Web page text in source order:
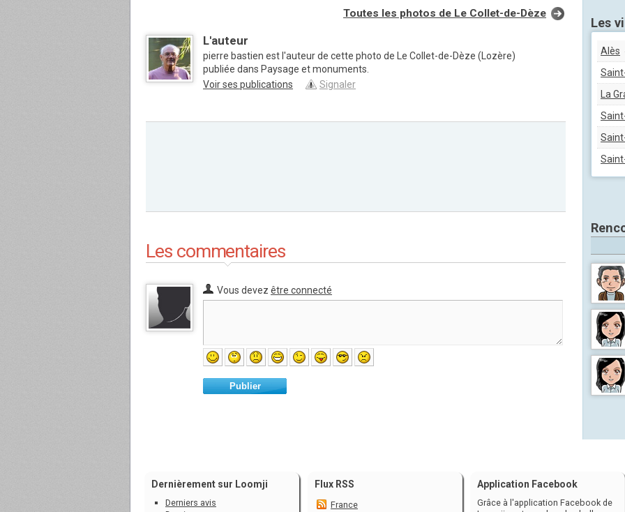
Toutes les photos de Le Collet-de-Dèze
L'auteur
pierre bastien est l'auteur de cette photo de Le Collet-de-Dèze (Lozère)
publiée dans Paysage et monuments.
Voir ses publications
Signaler
Les commentaires
Vous devez être connecté
Publier
Les
Alès
La
Dernièrement sur Loomji
Derniers avis
Flux RSS
France
Application Facebook
Grâce à l'application Facebook de